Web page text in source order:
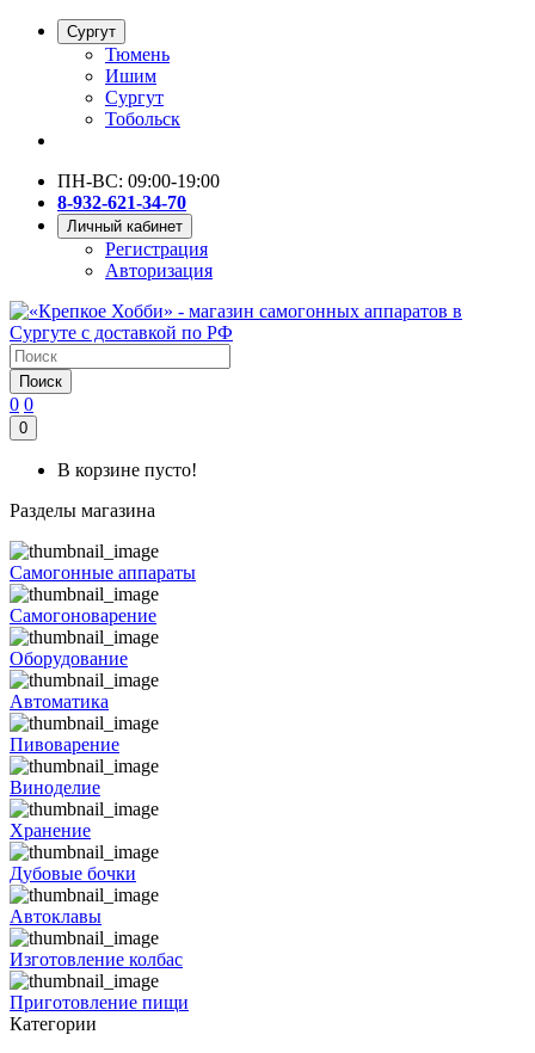
Сургут
Тюмень
Ишим
Сургут
Тобольск
ПН-ВС: 09:00-19:00
8-932-621-34-70
Личный кабинет
Регистрация
Авторизация
Поиск
0 0
0
В корзине пусто!
Разделы магазина
Самогонные аппараты
Самогоноварение
Оборудование
Автоматика
Пивоварение
Виноделие
Хранение
Дубовые бочки
Автоклавы
Изготовление колбас
Приготовление пищи
Категории